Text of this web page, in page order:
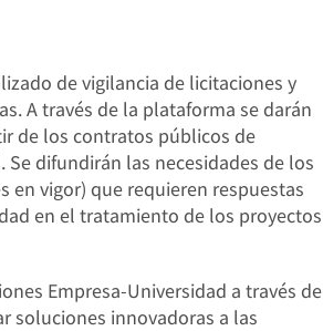
de vigilancia de licitaciones y
A través de la plataforma se darán
de los contratos públicos de
difundirán las necesidades de los
en vigor) que requieren respuestas
en el tratamiento de los proyectos
Empresa-Universidad a través de
soluciones innovadoras a las